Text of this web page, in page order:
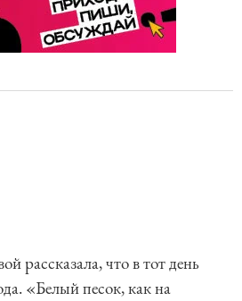
рассказала, что в тот день
«Белый песок, как на